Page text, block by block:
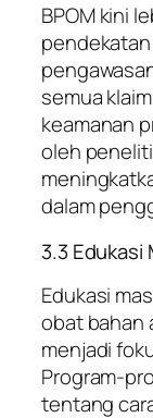
BPOM kini
semua
keamanan
oleh
dalam
3.3 Edukasi
Edukasi
obat bahan
menjadi
Program-
tentang